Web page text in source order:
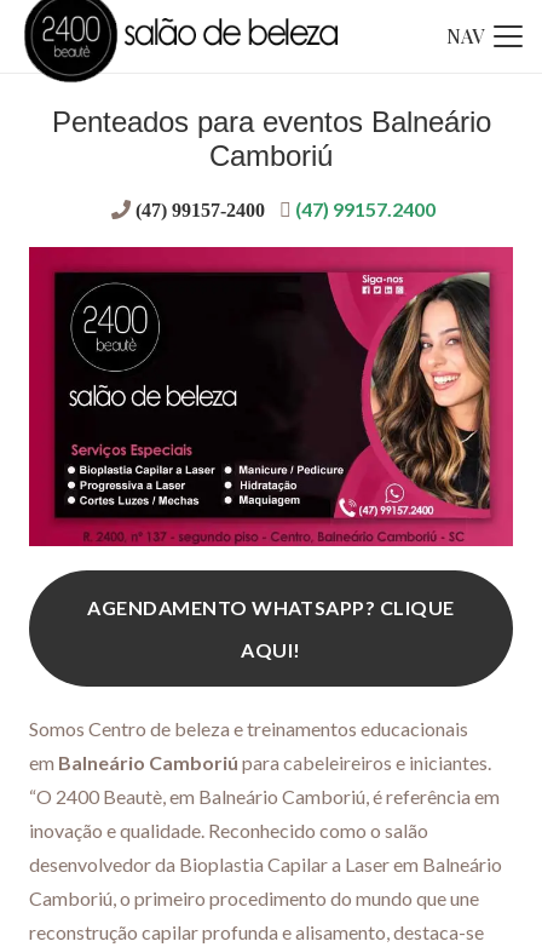
NAV
Penteados para eventos Balneário
Camboriú
(47) 99157-2400 (47) 99157.2400
AGENDAMENTO WHATSAPP? CLIQUE
AQUI!
Somos Centro de beleza e treinamentos educacionais
em Balneário Camboriú para cabeleireiros e iniciantes.
“O 2400 Beautè, em Balneário Camboriú, é referência em
inovação e qualidade. Reconhecido como o salão
desenvolvedor da Bioplastia Capilar a Laser em Balneário
Camboriú , o primeiro procedimento do mundo que une
reconstrução capilar profunda e alisamento, destaca-se